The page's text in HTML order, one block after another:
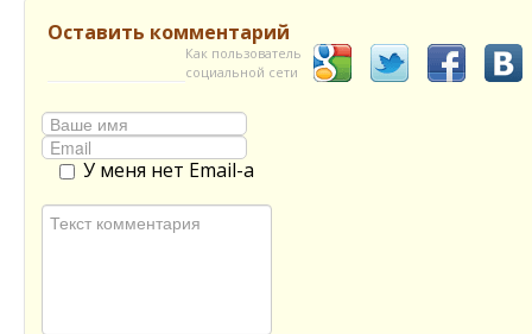
Оставить комментарий
Как пользователь
социальной сети
У меня нет Email-а